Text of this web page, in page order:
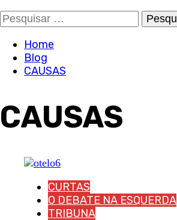
Pesquisar
por:
Home
Blog
CAUSAS
CAUSAS
CURTAS
O DEBATE NA ESQUERDA
TRIBUNA